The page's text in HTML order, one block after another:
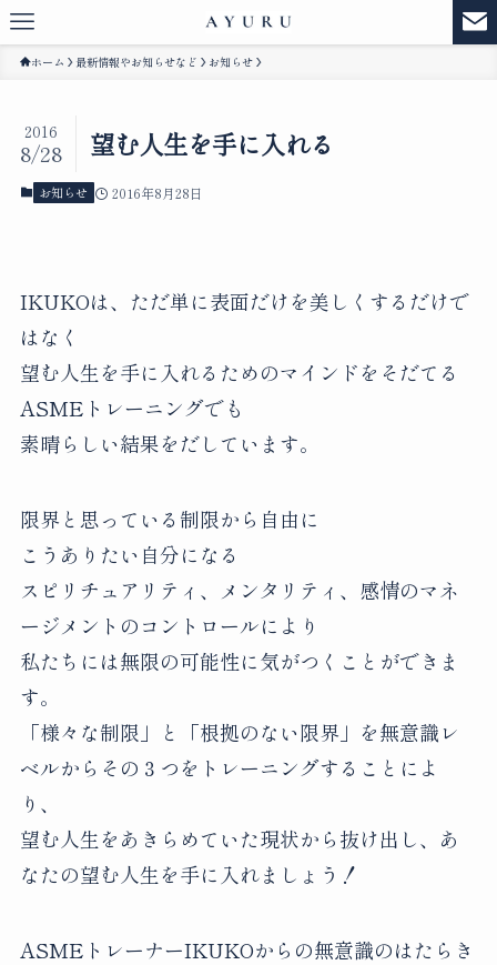
ホーム 最新情報やお知らせなど お知らせ
望む人生を手に入れる
2016
8/28
お知らせ 2016年8月28日
IKUKOは、ただ単に表面だけを美しくするだけで
はなく
望む人生を手に入れるためのマインドをそだてる
ASMEトレーニングでも
素晴らしい結果をだしています。
限界と思っている制限から自由に
こうありたい自分になる
スピリチュアリティ、メンタリティ、感情のマネ
ージメントのコントロールにより
私たちには無限の可能性に気がつくことができま
す。
「様々な制限」と「根拠のない限界」を無意識レ
ベルからその３つをトレーニングすることによ
り、
望む人生をあきらめていた現状から抜け出し、あ
なたの望む人生を手に入れましょう！
ASMEトレーナーIKUKOからの無意識のはたらき